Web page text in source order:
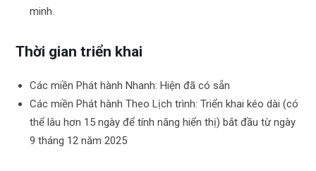
minh.
Thời gian triển khai
Các miền Phát hành Nhanh: Hiện đã có sẵn
Các miền Phát hành Theo Lịch trình: Triển khai kéo dài (có
thể lâu hơn 15 ngày để tính năng hiển thị) bắt đầu từ ngày
9 tháng 12 năm 2025